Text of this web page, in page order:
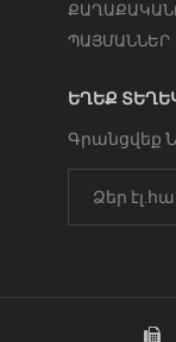
ՊԱՅՄԱՆՆԵՐ
ԵՂԵՔ
Գրանցվեք